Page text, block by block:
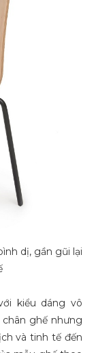
dị, gần gũi lại
kiểu dáng vô
ghế nhưng
và tinh tế đến